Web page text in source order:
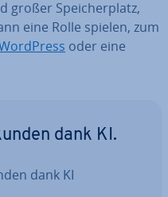
großer Spei­cher­platz,
eine Rolle spielen, zum
oder eine
dank KI.
dank KI